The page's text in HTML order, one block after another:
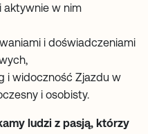
aktywnie w nim
i doświadczeniami
i widoczność Zjazdu w
i osobisty.
ludzi z pasją, którzy